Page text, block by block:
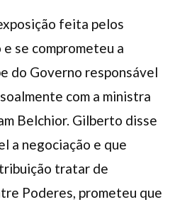
feita pelos
se comprometeu a
do Governo responsável
com a ministra
Belchior. Gilberto disse
a negociação e que
tratar de
Poderes, prometeu que